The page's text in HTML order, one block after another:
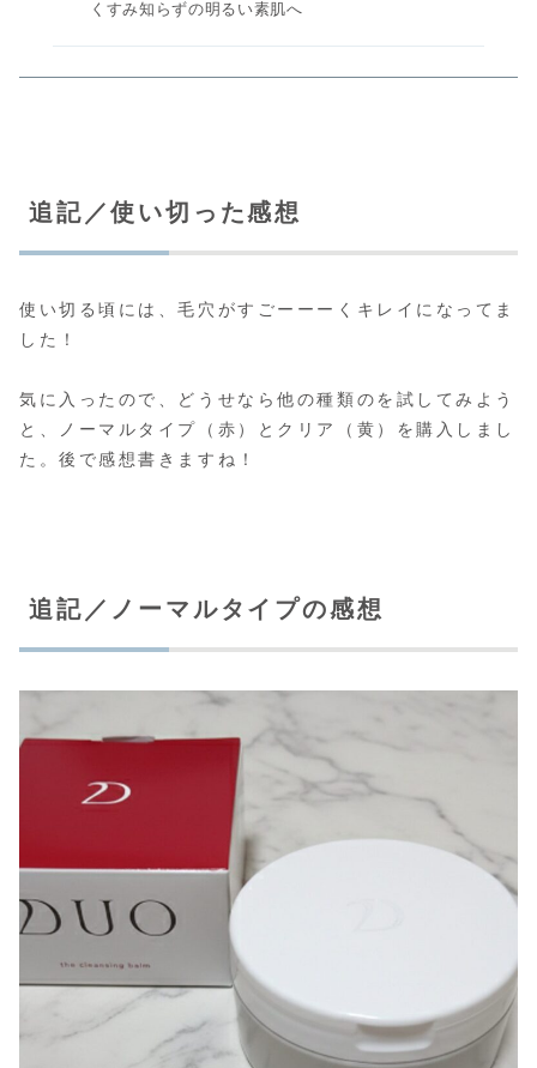
くすみ知らずの明るい素肌へ
追記／使い切った感想
使い切る頃には、毛穴がすごーーーくキレイになってま
した！
気に入ったので、どうせなら他の種類のを試してみよう
と、ノーマルタイプ（赤）とクリア（黄）を購入しまし
た。後で感想書きますね！
追記／ノーマルタイプの感想